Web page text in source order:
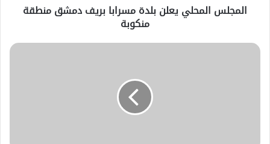
المجلس المحلي يعلن بلدة مسرابا بريف دمشق منطقة
منكوبة